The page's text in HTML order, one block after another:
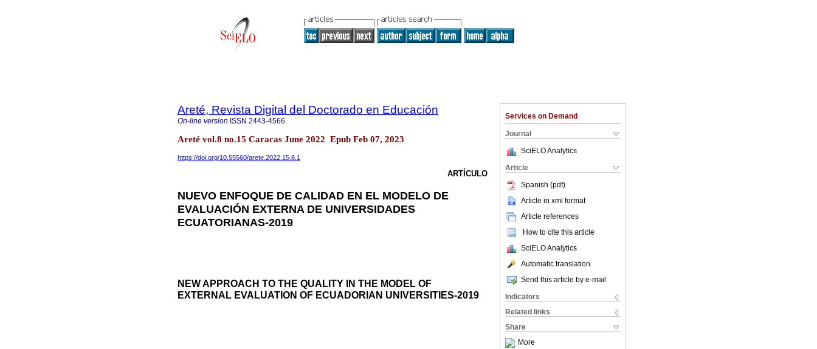
Services on Demand
Journal
SciELO Analytics
Article
Spanish (pdf)
Article in xml format
Article references
How to cite this article
SciELO Analytics
Automatic translation
Send this article by e-mail
Indicators
Related links
Share
More
Areté, Revista Digital del Doctorado en Educación
On-line version ISSN 2443-4566
Areté vol.8 no.15 Caracas June 2022 Epub Feb 07, 2023
https://doi.org/10.55560/arete.2022.15.8.1
ARTÍCULO
NUEVO ENFOQUE DE CALIDAD EN EL MODELO DE
EVALUACIÓN EXTERNA DE UNIVERSIDADES
ECUATORIANAS-2019
NEW APPROACH TO THE QUALITY IN THE MODEL OF
EXTERNAL EVALUATION OF ECUADORIAN UNIVERSITIES-2019